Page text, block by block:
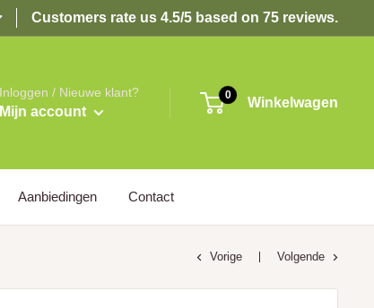
Customers rate us 4.5/5 based on 75 reviews.
Inloggen / Nieuwe klant?
Mijn account
0
Winkelwagen
Aanbiedingen Contact
Vorige Volgende